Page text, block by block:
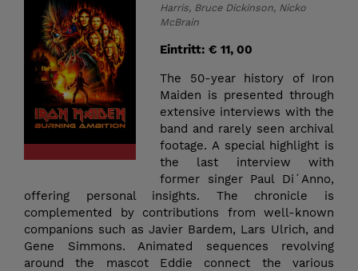
Harris, Bruce Dickinson, Nicko
McBrain
Eintritt: € 11, 00
The 50-year history of Iron
Maiden is presented through
extensive interviews with the
band and rarely seen archival
footage. A special highlight is
the last interview with
former singer Paul Di´Anno,
offering personal insights. The chronicle is
complemented by contributions from well-known
companions such as Javier Bardem, Lars Ulrich, and
Gene Simmons. Animated sequences revolving
around the mascot Eddie connect the various